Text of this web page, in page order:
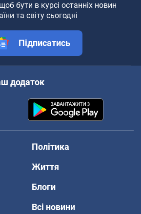
бути в курсі останніх новин
та світу сьогодні
Підписатись
додаток
Політика
Життя
Блоги
Всі новини